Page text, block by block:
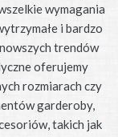
wymagania
i bardzo
trendów
oferujemy
rozmiarach czy
garderoby,
takich jak